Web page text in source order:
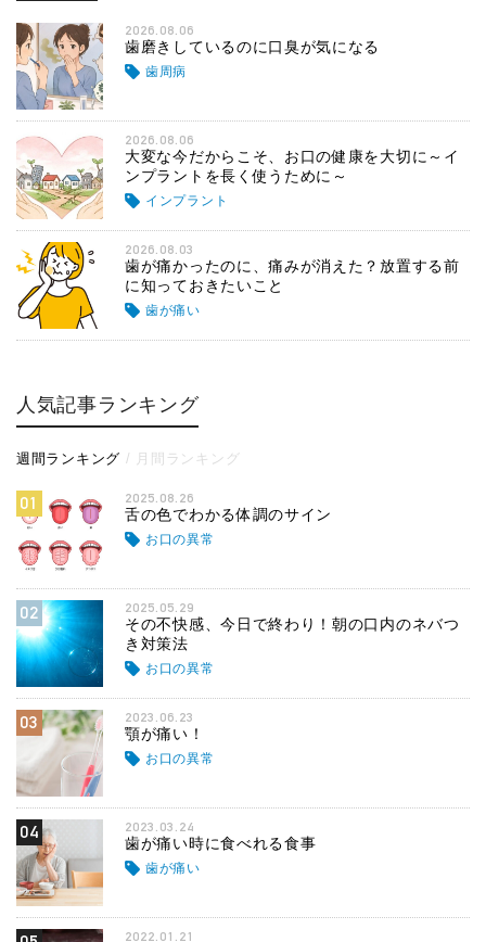
2026.08.06
歯磨きしているのに口臭が気になる
歯周病
2026.08.06
大変な今だからこそ、お口の健康を大切に～イ
ンプラントを長く使うために～
インプラント
2026.08.03
歯が痛かったのに、痛みが消えた？放置する前
に知っておきたいこと
歯が痛い
人気記事ランキング
週間ランキング 月間ランキング
01 2025.08.26
舌の色でわかる体調のサイン
お口の異常
02 2025.05.29
その不快感、今日で終わり！朝の口内のネバつ
き対策法
お口の異常
03 2023.06.23
顎が痛い！
お口の異常
04 2023.03.24
歯が痛い時に食べれる食事
歯が痛い
2022.01.21